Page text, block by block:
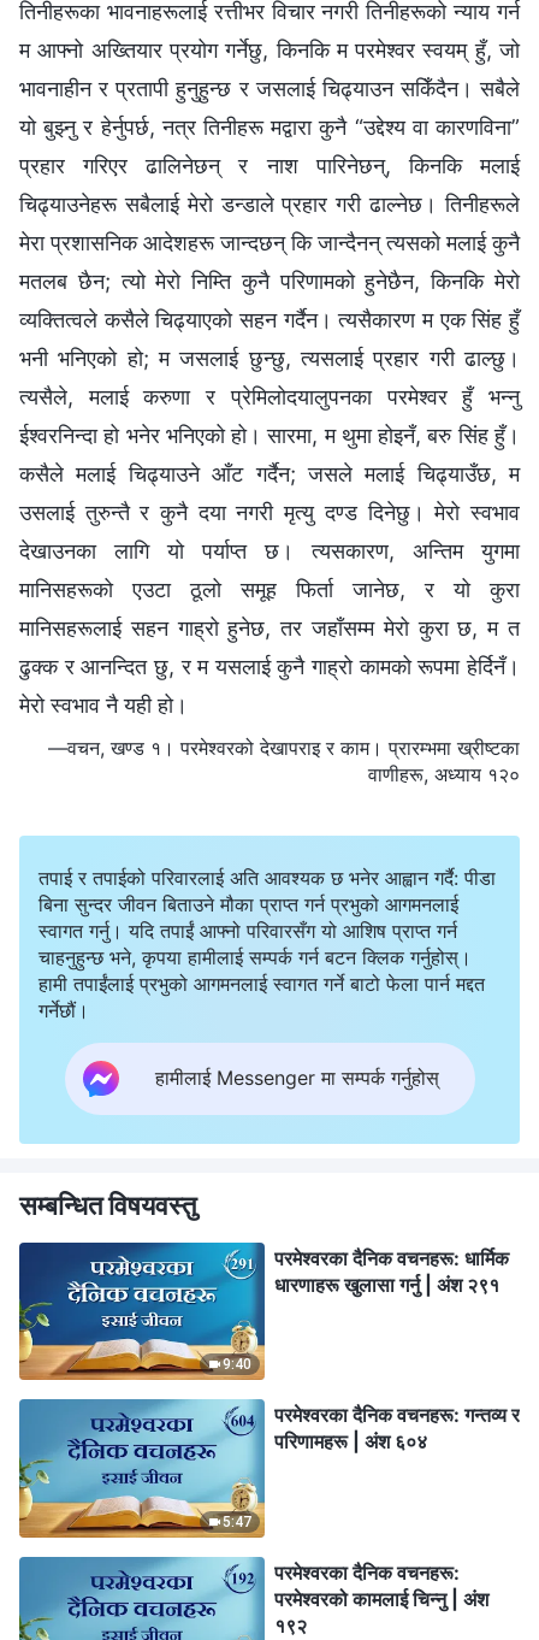
तिनीहरूका भावनाहरूलाई रत्तीभर विचार नगरी तिनीहरूको न्याय गर्न
म आफ्नो अख्तियार प्रयोग गर्नेछु, किनकि म परमेश्‍वर स्वयम्‌ हुँ, जो
भावनाहीन र प्रतापी हुनुहुन्छ र जसलाई चिढ्याउन सकिँदैन। सबैले
यो बुझ्नु र हेर्नुपर्छ, नत्र तिनीहरू मद्वारा कुनै “उद्देश्य वा कारणविना”
प्रहार गरिएर ढालिनेछन् र नाश पारिनेछन्, किनकि मलाई
चिढ्याउनेहरू सबैलाई मेरो डन्डाले प्रहार गरी ढाल्नेछ। तिनीहरूले
मेरा प्रशासनिक आदेशहरू जान्दछन् कि जान्दैनन् त्यसको मलाई कुनै
मतलब छैन; त्यो मेरो निम्ति कुनै परिणामको हुनेछैन, किनकि मेरो
व्यक्तित्वले कसैले चिढ्याएको सहन गर्दैन। त्यसैकारण म एक सिंह हुँ
भनी भनिएको हो; म जसलाई छुन्छु, त्यसलाई प्रहार गरी ढाल्छु।
त्यसैले, मलाई करुणा र प्रेमिलोदयालुपनका परमेश्‍वर हुँ भन्‍नु
ईश्‍वरनिन्दा हो भनेर भनिएको हो। सारमा, म थुमा होइनँ, बरु सिंह हुँ।
कसैले मलाई चिढ्याउने आँट गर्दैन; जसले मलाई चिढ्याउँछ, म
उसलाई तुरुन्तै र कुनै दया नगरी मृत्यु दण्ड दिनेछु। मेरो स्वभाव
देखाउनका लागि यो पर्याप्‍त छ। त्यसकारण, अन्तिम युगमा
मानिसहरूको एउटा ठूलो समूह फिर्ता जानेछ, र यो कुरा
मानिसहरूलाई सहन गाह्रो हुनेछ, तर जहाँसम्म मेरो कुरा छ, म त
ढुक्‍क र आनन्दित छु, र म यसलाई कुनै गाह्रो कामको रूपमा हेर्दिनँ।
मेरो स्वभाव नै यही हो।
—वचन, खण्ड १। परमेश्‍वरको देखापराइ र काम। प्रारम्‍भमा ख्रीष्‍टका
वाणीहरू, अध्याय १२०
तपाई र तपाईको परिवारलाई अति आवश्यक छ भनेर आह्वान गर्दै: पीडा
बिना सुन्दर जीवन बिताउने मौका प्राप्त गर्न प्रभुको आगमनलाई
स्वागत गर्नु। यदि तपाईं आफ्नो परिवारसँग यो आशिष प्राप्त गर्न
चाहनुहुन्छ भने, कृपया हामीलाई सम्पर्क गर्न बटन क्लिक गर्नुहोस्।
हामी तपाईंलाई प्रभुको आगमनलाई स्वागत गर्ने बाटो फेला पार्न मद्दत
गर्नेछौं।
हामीलाई Messenger मा सम्पर्क गर्नुहोस्
सम्बन्धित विषयवस्तु
9:40
परमेश्‍वरका दैनिक वचनहरू: धार्मिक
धारणाहरू खुलासा गर्नु | अंश २९१
5:47
परमेश्‍वरका दैनिक वचनहरू: गन्तव्य र
परिणामहरू | अंश ६०४
परमेश्‍वरका दैनिक वचनहरू:
परमेश्‍वरको कामलाई चिन्‍नु | अंश
१९२